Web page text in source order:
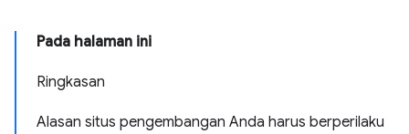
Pada halaman ini
Ringkasan
Alasan situs pengembangan Anda harus berperilaku